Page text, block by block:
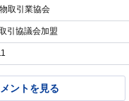
取引業協会
引協議会加盟
ントを見る